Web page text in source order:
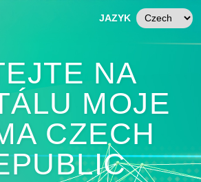
NA
MOJE
CZECH
JAZYK